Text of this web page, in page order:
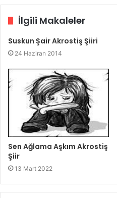
İlgili Makaleler
Suskun Şair Akrostiş Şiiri
24 Haziran 2014
Sen Ağlama Aşkım Akrostiş
Şiir
13 Mart 2022